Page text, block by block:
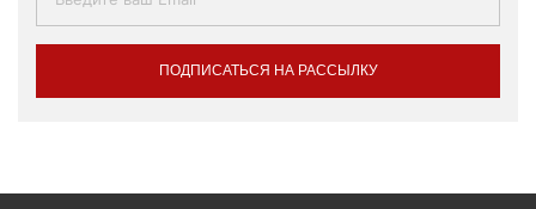
ПОДПИСАТЬСЯ НА РАССЫЛКУ